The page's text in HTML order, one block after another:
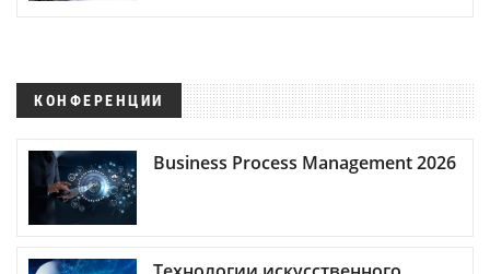
КОНФЕРЕНЦИИ
Business Process Management 2026